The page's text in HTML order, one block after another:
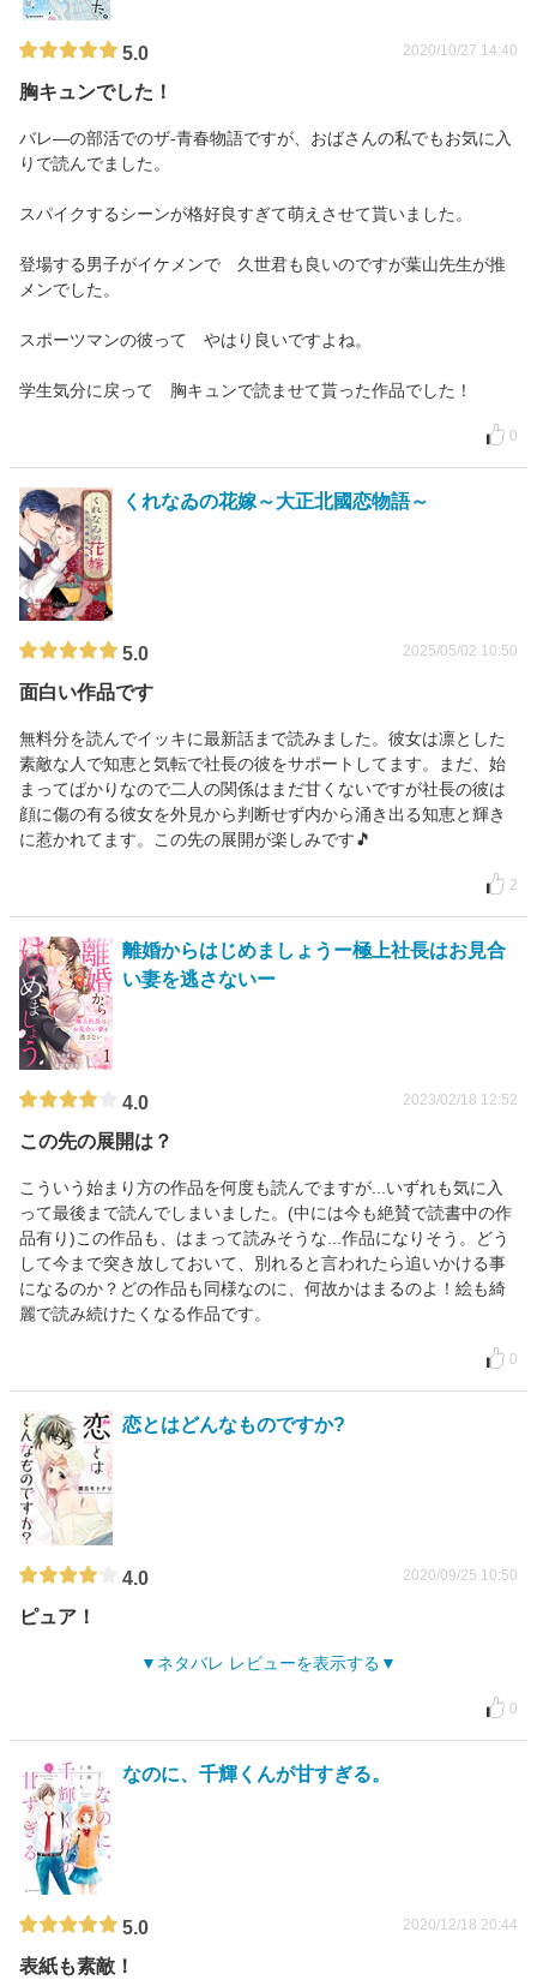
5.0 2020/10/27 14:40
胸キュンでした！
バレ―の部活でのザ-青春物語ですが、おばさんの私でもお気に入
りで読んでました。
スパイクするシーンが格好良すぎて萌えさせて貰いました。
登場する男子がイケメンで 久世君も良いのですが葉山先生が推
メンでした。
スポーツマンの彼って やはり良いですよね。
学生気分に戻って 胸キュンで読ませて貰った作品でした！
0
くれなゐの花嫁～大正北國恋物語～
5.0 2025/05/02 10:50
面白い作品です
無料分を読んでイッキに最新話まで読みました。彼女は凛とした
素敵な人で知恵と気転で社長の彼をサポートしてます。まだ、始
まってばかりなので二人の関係はまだ甘くないですが社長の彼は
顔に傷の有る彼女を外見から判断せず内から涌き出る知恵と輝き
に惹かれてます。この先の展開が楽しみです🎵
2
離婚からはじめましょうー極上社長はお見合
い妻を逃さないー
4.0 2023/02/18 12:52
この先の展開は？
こういう始まり方の作品を何度も読んでますが...いずれも気に入
って最後まで読んでしまいました。(中には今も絶賛で読書中の作
品有り)この作品も、はまって読みそうな...作品になりそう。どう
して今まで突き放しておいて、別れると言われたら追いかける事
になるのか？どの作品も同様なのに、何故かはまるのよ！絵も綺
麗で読み続けたくなる作品です。
0
恋とはどんなものですか?
4.0 2020/09/25 10:50
ピュア！
ネタバレ レビューを表示する
0
なのに、千輝くんが甘すぎる。
5.0 2020/12/18 20:44
表紙も素敵！